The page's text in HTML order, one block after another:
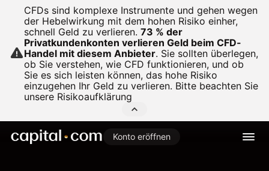
CFDs sind komplexe Instrumente und gehen wegen
der Hebelwirkung mit dem hohen Risiko einher,
schnell Geld zu verlieren. 73 % der
Privatkundenkonten verlieren Geld beim CFD-
Handel mit diesem Anbieter. Sie sollten überlegen,
ob Sie verstehen, wie CFD funktionieren, und ob
Sie es sich leisten können, das hohe Risiko
einzugehen Ihr Geld zu verlieren. Bitte beachten Sie
unsere Risikoaufklärung
Konto eröffnen